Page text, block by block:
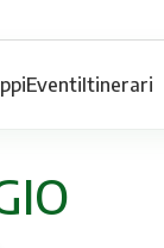
EventiItinerari